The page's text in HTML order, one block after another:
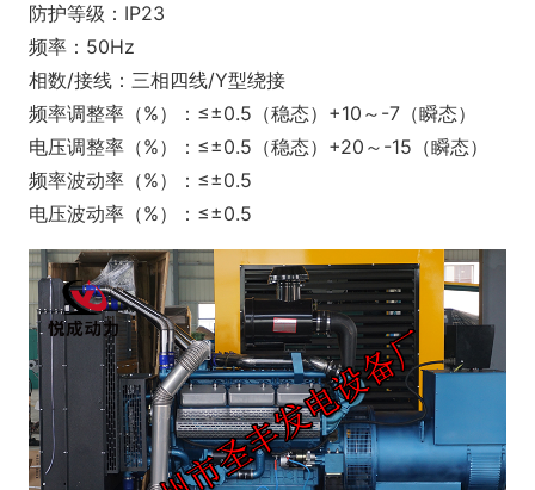
防护等级：IP23
频率：50Hz
相数/接线：三相四线/Y型绕接
频率调整率（%）：≤±0.5（稳态）+10～-7（瞬态）
电压调整率（%）：≤±0.5（稳态）+20～-15（瞬态）
频率波动率（%）：≤±0.5
电压波动率（%）：≤±0.5